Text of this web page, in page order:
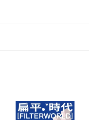
第2條第5款之規定，
點選「瀏覽訂單明細」
付款方式